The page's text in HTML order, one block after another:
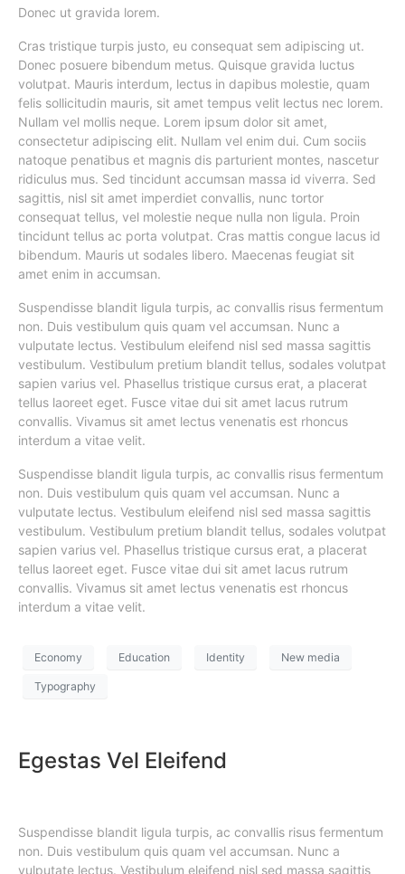
Donec ut gravida lorem.
Cras tristique turpis justo, eu consequat sem adipiscing ut.
Donec posuere bibendum metus. Quisque gravida luctus
volutpat. Mauris interdum, lectus in dapibus molestie, quam
felis sollicitudin mauris, sit amet tempus velit lectus nec lorem.
Nullam vel mollis neque. Lorem ipsum dolor sit amet,
consectetur adipiscing elit. Nullam vel enim dui. Cum sociis
natoque penatibus et magnis dis parturient montes, nascetur
ridiculus mus. Sed tincidunt accumsan massa id viverra. Sed
sagittis, nisl sit amet imperdiet convallis, nunc tortor
consequat tellus, vel molestie neque nulla non ligula. Proin
tincidunt tellus ac porta volutpat. Cras mattis congue lacus id
bibendum. Mauris ut sodales libero. Maecenas feugiat sit
amet enim in accumsan.
Suspendisse blandit ligula turpis, ac convallis risus fermentum
non. Duis vestibulum quis quam vel accumsan. Nunc a
vulputate lectus. Vestibulum eleifend nisl sed massa sagittis
vestibulum. Vestibulum pretium blandit tellus, sodales volutpat
sapien varius vel. Phasellus tristique cursus erat, a placerat
tellus laoreet eget. Fusce vitae dui sit amet lacus rutrum
convallis. Vivamus sit amet lectus venenatis est rhoncus
interdum a vitae velit.
Suspendisse blandit ligula turpis, ac convallis risus fermentum
non. Duis vestibulum quis quam vel accumsan. Nunc a
vulputate lectus. Vestibulum eleifend nisl sed massa sagittis
vestibulum. Vestibulum pretium blandit tellus, sodales volutpat
sapien varius vel. Phasellus tristique cursus erat, a placerat
tellus laoreet eget. Fusce vitae dui sit amet lacus rutrum
convallis. Vivamus sit amet lectus venenatis est rhoncus
interdum a vitae velit.
Economy Education Identity New media
Typography
Egestas Vel Eleifend
Suspendisse blandit ligula turpis, ac convallis risus fermentum
non. Duis vestibulum quis quam vel accumsan. Nunc a
vulputate lectus. Vestibulum eleifend nisl sed massa sagittis